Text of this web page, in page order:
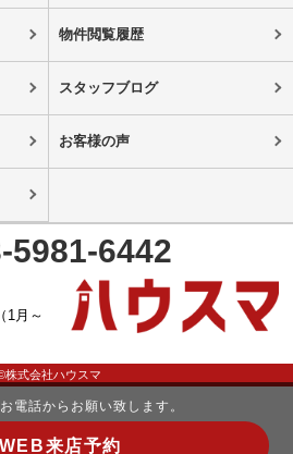
物件閲覧履歴
スタッフブログ
お客様の声
5981-6442
1月～
株式会社ハウスマ
電話からお願い致します。
WEB来店予約